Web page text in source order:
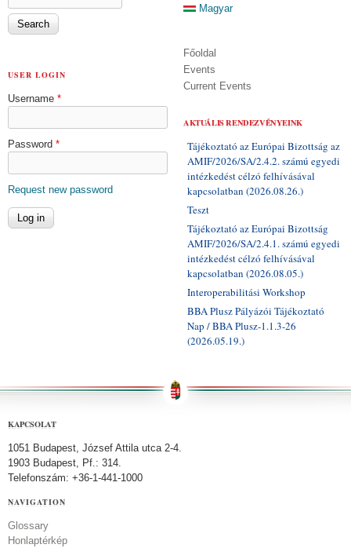
USER LOGIN
Username *
Password *
Request new password
Magyar
Főoldal
Events
Current Events
AKTUÁLIS RENDEZVÉNYEINK
Tájékoztató az Európai Bizottság az
AMIF/2026/SA/2.4.2. számú egyedi
intézkedést célzó felhívásával
kapcsolatban (2026.08.26.)
Teszt
Tájékoztató az Európai Bizottság
AMIF/2026/SA/2.4.1. számú egyedi
intézkedést célzó felhívásával
kapcsolatban (2026.08.05.)
Interoperabilitási Workshop
BBA Plusz Pályázói Tájékoztató
Nap / BBA Plusz-1.1.3-26
(2026.05.19.)
KAPCSOLAT
1051 Budapest, József Attila utca 2-4.
1903 Budapest, Pf.: 314.
Telefonszám: +36-1-441-1000
NAVIGATION
Glossary
Honlaptérkép